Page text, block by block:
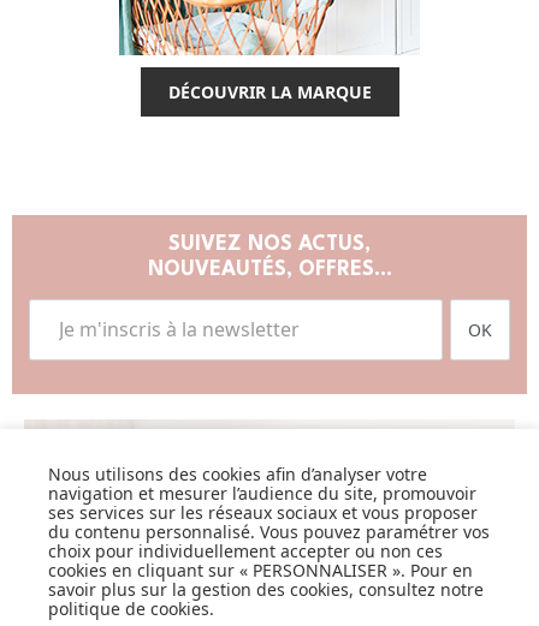
DÉCOUVRIR LA MARQUE
SUIVEZ NOS ACTUS,
NOUVEAUTÉS, OFFRES...
OK
LISTE DE NAISSANCE
JE DÉCOUVRE
Nous utilisons des cookies afin d’analyser votre
navigation et mesurer l’audience du site, promouvoir
ses services sur les réseaux sociaux et vous proposer
du contenu personnalisé. Vous pouvez paramétrer vos
choix pour individuellement accepter ou non ces
cookies en cliquant sur « PERSONNALISER ». Pour en
savoir plus sur la gestion des cookies, consultez notre
politique de cookies.